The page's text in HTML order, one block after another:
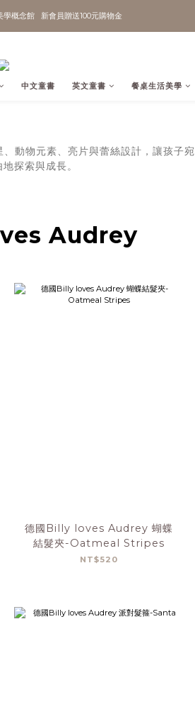
概念館   新會員贈送100元購物金
中文童書 英文童書 餐桌生活美學
物元素、亮片與蕾絲設計，讓孩子
探索與成長。
Audrey
德國Billy loves Audrey 蝴蝶
結髮夾-Oatmeal Stripes
NT$520